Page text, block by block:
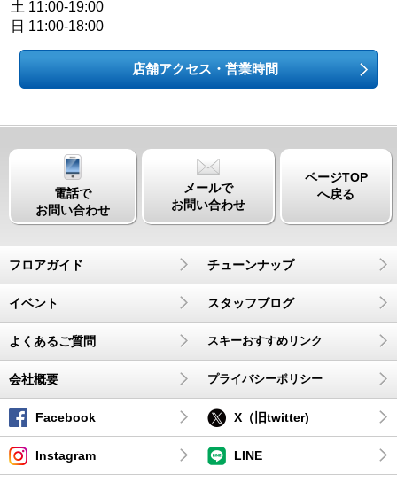
土 11:00-19:00
日 11:00-18:00
店舗アクセス・営業時間
電話で
お問い合わせ
メールで
お問い合わせ
ページTOP
へ戻る
フロアガイド チューンナップ
イベント スタッフブログ
よくあるご質問 スキーおすすめリンク
会社概要 プライバシーポリシー
Facebook X（旧twitter)
Instagram LINE